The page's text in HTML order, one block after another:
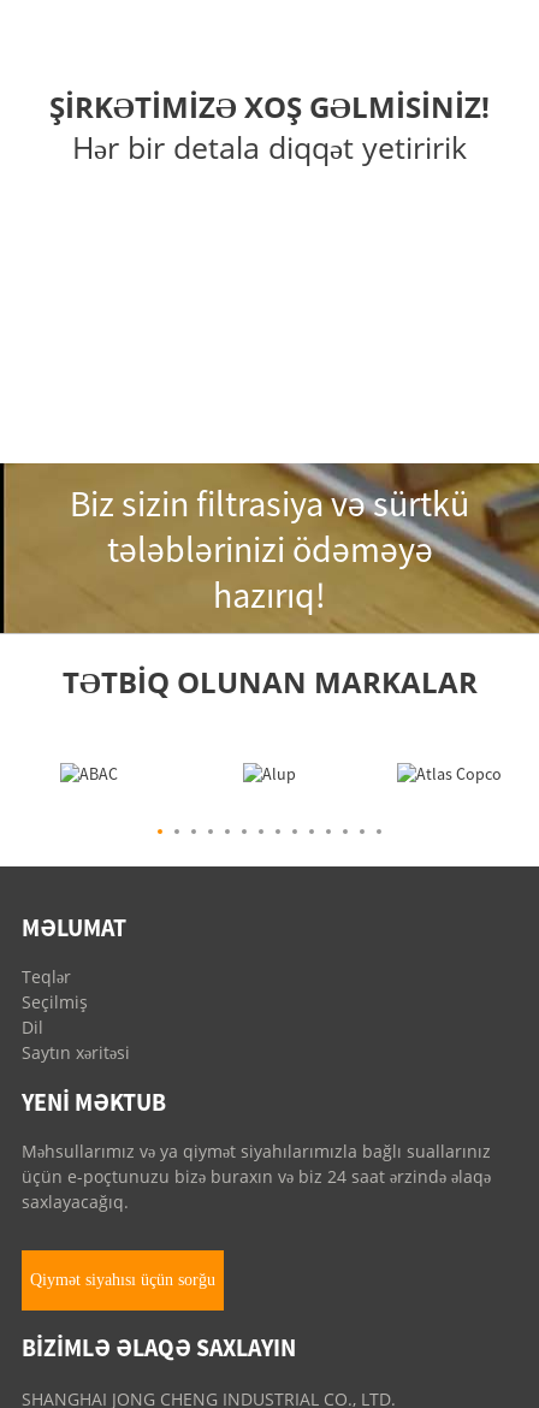
ŞIRKƏTIMIZƏ XOŞ GƏLMISINIZ!
Hər bir detala diqqət yetiririk
Biz sizin filtrasiya və sürtkü
tələblərinizi ödəməyə
hazırıq!
TƏTBIQ OLUNAN MARKALAR
MƏLUMAT
Teqlər
Seçilmiş
Dil
Saytın xəritəsi
YENI MƏKTUB
Məhsullarımız və ya qiymət siyahılarımızla bağlı suallarınız
üçün e-poçtunuzu bizə buraxın və biz 24 saat ərzində əlaqə
saxlayacağıq.
Qiymət siyahısı üçün sorğu
BIZIMLƏ ƏLAQƏ SAXLAYIN
SHANGHAI JONG CHENG INDUSTRIAL CO., LTD.